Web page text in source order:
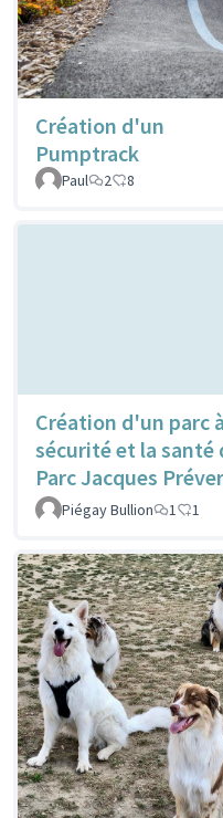
Création d'un
Pumptrack
Paul
2 8
Création d'un parc
sécurité et la santé
Parc Jacques
Piégay Bullion
1 1